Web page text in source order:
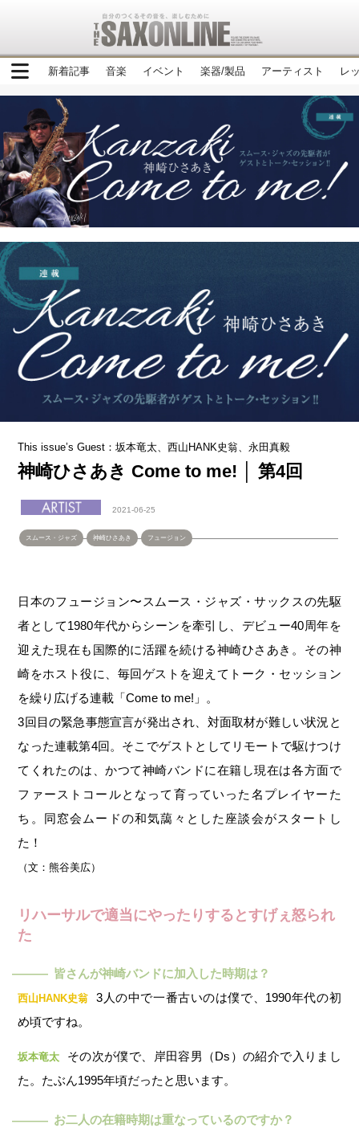
新着記事 音楽 イベント 楽器/製品 アーティスト レ
This issue’s Guest：坂本竜太、西山HANK史翁、永田真毅
神崎ひさあき Come to me! │ 第4回
2021-06-25
スムース・ジャズ 神崎ひさあき フュージョン
日本のフュージョン〜スムース・ジャズ・サックスの先駆
者として1980年代からシーンを牽引し、デビュー40周年を
迎えた現在も国際的に活躍を続ける神崎ひさあき。その神
崎をホスト役に、毎回ゲストを迎えてトーク・セッション
を繰り広げる連載「Come to me!」。
3回目の緊急事態宣言が発出され、対面取材が難しい状況と
なった連載第4回。そこでゲストとしてリモートで駆けつけ
てくれたのは、かつて神崎バンドに在籍し現在は各方面で
ファーストコールとなって育っていった名プレイヤーた
ち。同窓会ムードの和気藹々とした座談会がスタートし
た！
（文：熊谷美広）
リハーサルで適当にやったりするとすげぇ怒られ
た
― 皆さんが神崎バンドに加入した時期は？
西山HANK史翁
3人の中で一番古いのは僕で、1990年代の初
め頃ですね。
坂本竜太
その次が僕で、岸田容男（Ds）の紹介で入りまし
た。たぶん1995年頃だったと思います。
― お二人の在籍時期は重なっているのですか？